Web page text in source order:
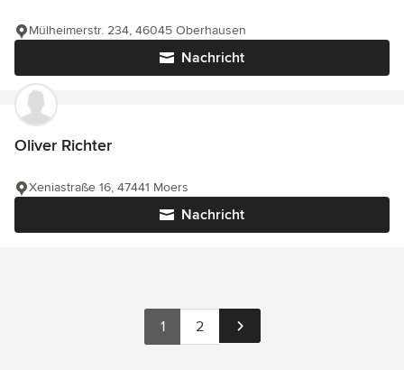
Nachricht
Mülheimerstr. 234, 46045 Oberhausen
Oliver Richter
Nachricht
Xeniastraße 16, 47441 Moers
1 2